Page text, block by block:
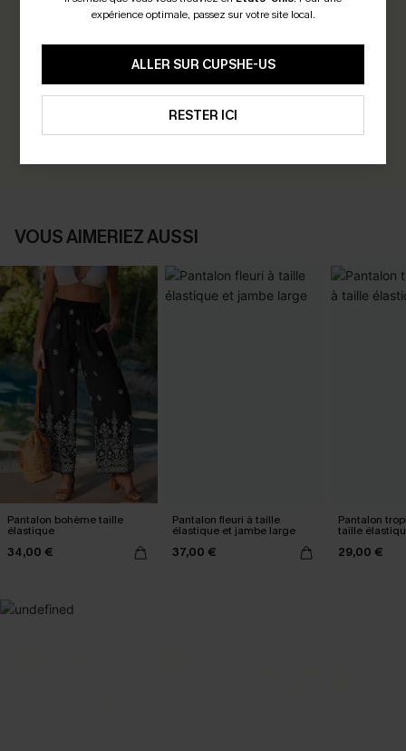
Soyez le Premier à Donner Votre Avis
Gagnez 30+ points pour chaque avis que vous laissez !
VOUS AIMERIEZ AUSSI
Pantalon bohème taille
élastique
34,00 €
Pantalon fleuri à taille
élastique et jambe large
37,00 €
Pantalon
taille
29,00 €
expérience optimale, passez sur votre site local.
ALLER SUR CUPSHE-US
RESTER ICI